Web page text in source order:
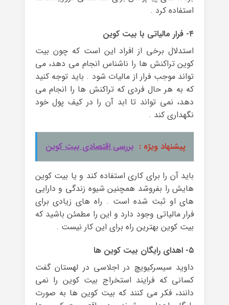
استفاده کرد .
۴- فرار مالیاتی با بیت کوین
استدلال برخی از افراد این است که چون بیت
کوین تراکنش ها را ناشناس انجام می دهد، می
تواند موجب فرار از مالیات شود . باید توجه کنید
که به هر حال فردی که تراکنش ها را انجام می
دهد، نمی تواند تا ابد آن را در کیف پول خود
نگهداری کند .
پیشنهاد ویژه : بررسی اقتصادی بیت کوین
باید آن را برای کاری استفاده کند و یا بیت کوین
هایش را بفروشد همچنین شیوه زندگی و دارایی
های او ثبت شده است . راه های زیادی برای
فرار مالیاتی وجود دارد و این را مطمئن باشید که
بیت کوین بهترین راه برای این کار نیست .
۵- اهدای رایگان بیت کوین ها
داوید سیسرکیویچ در اجلاسی در لهستان گفت
کسانی که فرایند استخراج بیت کوین را نمی
دانند، فکر می کنند که بیت کوین ها به صورت